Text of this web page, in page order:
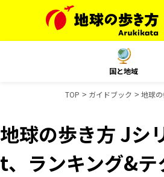
国と地域
TOP ガイドブック 地球
地球の歩き方 Jシ
t、ランキング&